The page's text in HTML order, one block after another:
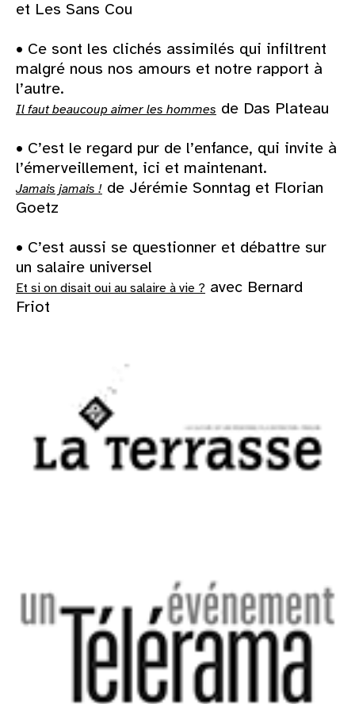
et Les Sans Cou
• Ce sont les clichés assimilés qui infiltrent
malgré nous nos amours et notre rapport à
l’autre.
Il faut beaucoup aimer les hommes de Das Plateau
• C’est le regard pur de l’enfance, qui invite à
l’émerveillement, ici et maintenant.
Jamais jamais ! de Jérémie Sonntag et Florian
Goetz
• C’est aussi se questionner et débattre sur
un salaire universel
Et si on disait oui au salaire à vie ? avec Bernard
Friot